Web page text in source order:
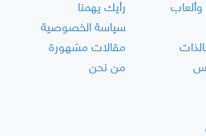
رأيك يهمنا
سياسة الخصوصية
مقالات مشهورة
من نحن